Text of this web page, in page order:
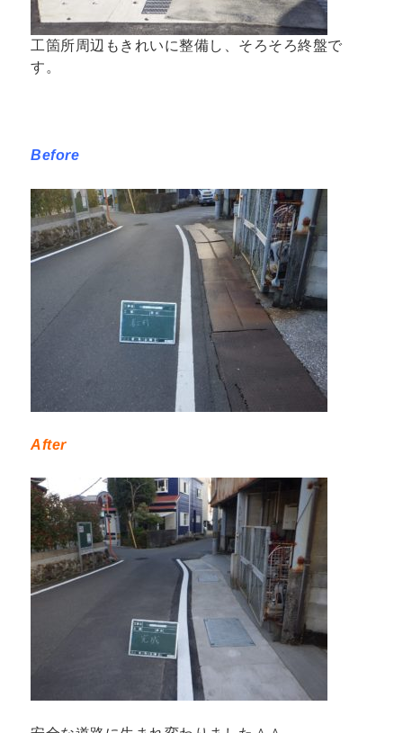
工箇所周辺もきれいに整備し、そろそろ終盤で
す。
Before
After